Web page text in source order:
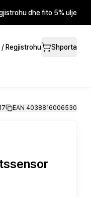
dhe fito 5% ulje
/ Regjistrohu Shporta
EAN 4038816006530